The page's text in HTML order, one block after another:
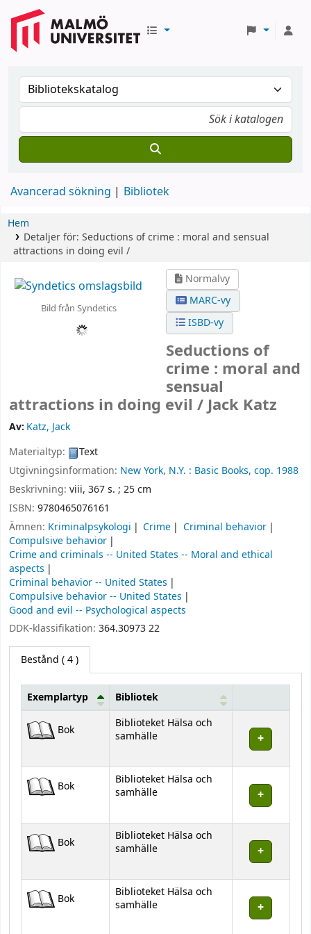
Avancerad sökning Bibliotek
Hem
Detaljer för: Seductions of crime : moral and sensual
attractions in doing evil /
Bild från Syndetics
Normalvy
MARC-vy
ISBD-vy
Seductions of
crime : moral and
sensual
attractions in doing evil / Jack Katz
Av: Katz, Jack
Materialtyp:
Text
Utgivningsinformation: New York, N.Y. : Basic Books, cop. 1988
Beskrivning: viii, 367 s. ; 25 cm
ISBN: 9780465076161
Ämnen: Kriminalpsykologi Crime
Criminal behavior
Compulsive behavior
Crime and criminals -- United States -- Moral and ethical
aspects
Criminal behavior -- United States
Compulsive behavior -- United States
Good and evil -- Psychological aspects
DDK-klassifikation: 364.30973 22
Bestånd ( 4 )
Bestånd
Exemplartyp Bibliotek
Bok
Biblioteket Hälsa och
samhälle
Bok
Biblioteket Hälsa och
samhälle
Bok
Biblioteket Hälsa och
samhälle
Bok
Biblioteket Hälsa och
samhälle